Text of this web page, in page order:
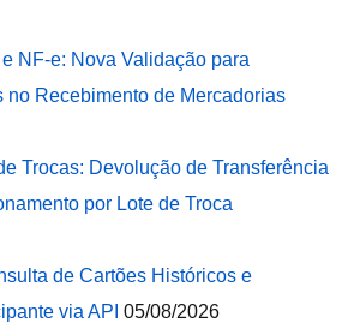
NF-e: Nova Validação para
no Recebimento de Mercadorias
Trocas: Devolução de Transferência
por Lote de Troca
de Cartões Históricos e
via API 05/08/2026